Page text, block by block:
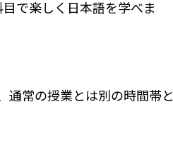
で楽しく日本語を学べま
通常の授業とは別の時間帯と